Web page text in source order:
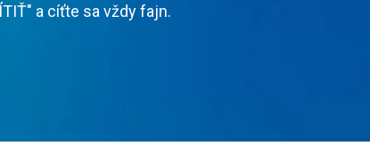
a cíťte sa vždy fajn.